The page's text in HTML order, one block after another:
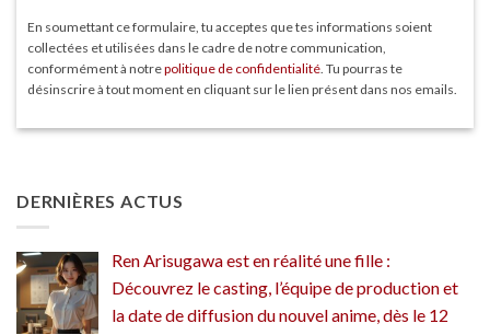
En soumettant ce formulaire, tu acceptes que tes informations soient
collectées et utilisées dans le cadre de notre communication,
conformément à notrepolitique de confidentialité. Tu pourras te
désinscrire à tout moment en cliquant sur le lien présent dans nos emails.
DERNIÈRES ACTUS
Ren Arisugawa est en réalité une fille :
Découvrez le casting, l’équipe de production et
la date de diffusion du nouvel anime, dès le 12